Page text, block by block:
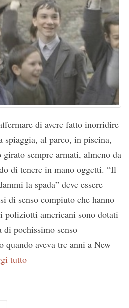
di avere fatto inorridire
spiaggia, al parco, in piscina,
sempre armati, almeno da
di tenere in mano oggetti. “Il
la spada” deve essere
di senso compiuto che hanno
poliziotti americani sono dotati
pochissimo senso
quando aveva tre anni a New
tutto